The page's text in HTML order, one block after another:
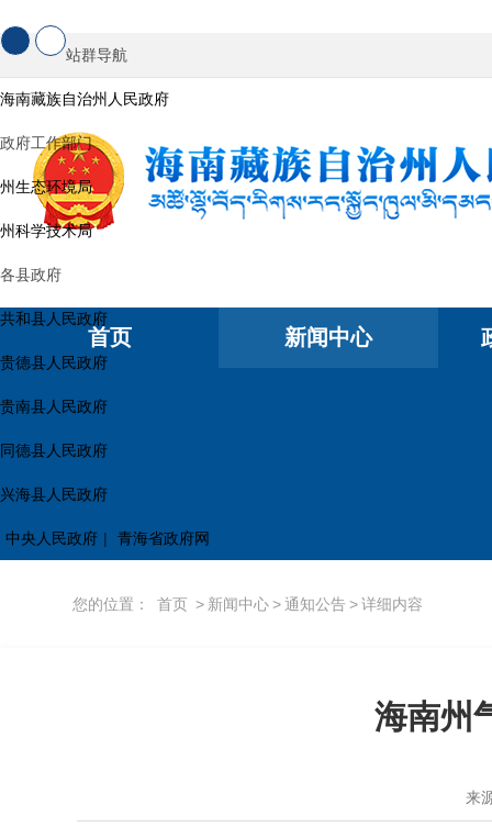
站群导航
海南藏族自治州人民政府
政府工作部门
州生态环境局
州科学技术局
各县政府
共和县人民政府
贵德县人民政府
贵南县人民政府
同德县人民政府
兴海县人民政府
中央人民政府 | 青海省政府网
首页 新闻中心
您的位置： 首页 > 新闻中心>通知公告>详细内容
海南州
来